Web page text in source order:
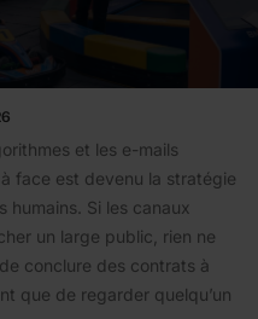
et les e-mails
face est devenu la stratégie
humains. Si les canaux
un large public, rien ne
conclure des contrats à
que de regarder quelqu’un